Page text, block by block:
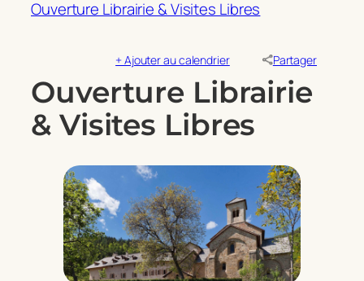
Ouverture Librairie & Visites Libres
Ouverture Librairie
& Visites Libres
+ Ajouter au calendrier Partager